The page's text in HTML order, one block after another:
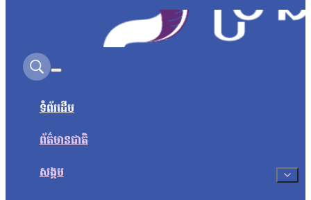
Search on this site
ទំព័រដើម
ព័ត៌មានជាតិ
សង្គម